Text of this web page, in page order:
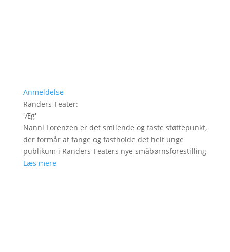
Anmeldelse
Randers Teater:
'Æg'
Nanni Lorenzen er det smilende og faste støttepunkt,
der formår at fange og fastholde det helt unge
publikum i Randers Teaters nye småbørnsforestilling
Læs mere